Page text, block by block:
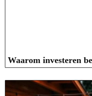
Waarom investeren